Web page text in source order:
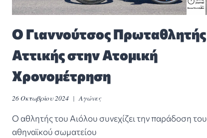
Ο Γιαννούτσος Πρωταθλητής
Αττικής στην Ατομική
Χρονομέτρηση
26 Οκτωβρίου 2024 Αγώνες
Ο αθλητής του Αιόλου συνεχίζει την παράδοση του
αθηναϊκού σωματείου